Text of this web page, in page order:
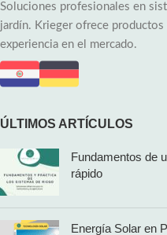
Soluciones profesionales en
jardín. Krieger ofrece productos
experiencia en el mercado.
ÚLTIMOS ARTÍCULOS
Fundamentos de
rápido
Energía Solar en